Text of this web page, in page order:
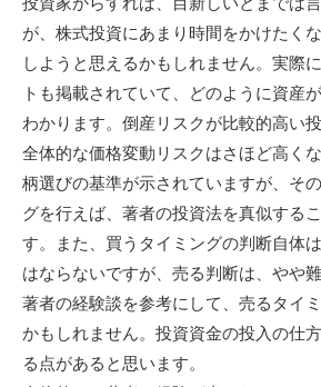
が、株式投資にあまり時間をかけたく
しようと思えるかもしれません。実際
トも掲載されていて、どのように資産
わかります。倒産リスクが比較的高い
全体的な価格変動リスクはさほど高く
柄選びの基準が示されていますが、そ
グを行えば、著者の投資法を真似する
す。また、買うタイミングの判断自体
はならないですが、売る判断は、やや
著者の経験談を参考にして、売るタイ
かもしれません。投資資金の投入の仕
る点があると思います。